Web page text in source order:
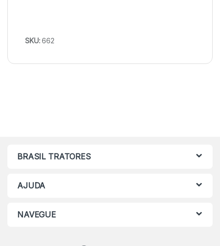
SKU:662
BRASIL TRATORES
AJUDA
NAVEGUE